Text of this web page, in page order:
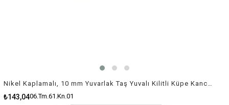
Nikel Kaplamalı, 10 mm Yuvarlak Taş Yuvalı Kilitli Küpe Kancası / Paket İçeriği 1 Çift
₺143,0406.Tm.61.Kn.01